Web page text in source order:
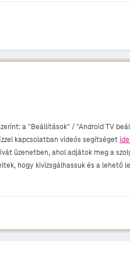
a "Beállítások" / "Android TV
kapcsolatban videós segítséget
üzenetben, ahol adjátok meg a
hogy kivizsgálhassuk és a